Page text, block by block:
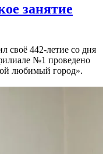
занятие
своё 442-летие со дня
№1 проведено
любимый город».